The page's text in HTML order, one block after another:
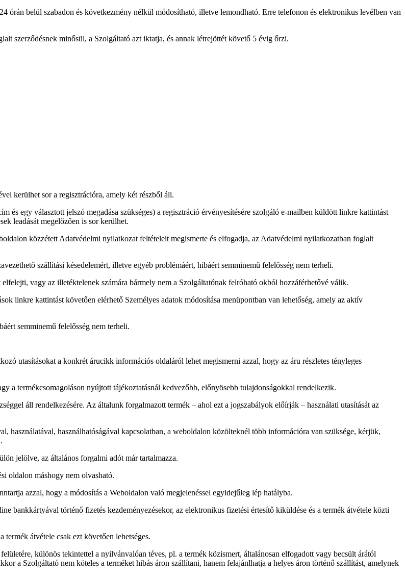
órán belül szabadon és következmény nélkül módosítható, illetve lemondható. Erre telefonon és elektronikus levélben van
szerződésnek minősül, a Szolgáltató azt iktatja, és annak létrejöttét követő 5 évig őrzi.
kerülhet sor a regisztrációra, amely két részből áll.
és egy választott jelszó megadása szükséges) a regisztráció érvényesítésére szolgáló e-mailben küldött linkre kattintást
leadását megelőzően is sor kerülhet.
közzétett Adatvédelmi nyilatkozat feltételeit megismerte és elfogadja, az Adatvédelmi nyilatkozatban foglalt
szállítási késedelemért, illetve egyéb problémáért, hibáért semminemű felelősség nem terheli.
vagy az illetéktelenek számára bármely nem a Szolgáltatónak felróható okból hozzáférhetővé válik.
linkre kattintást követően elérhető Személyes adatok módosítása menüpontban van lehetőség, amely az aktív
semminemű felelősség nem terheli.
utasításokat a konkrét árucikk információs oldaláról lehet megismerni azzal, hogy az áru részletes tényleges
a termékcsomagoláson nyújtott tájékoztatásnál kedvezőbb, előnyösebb tulajdonságokkal rendelkezik.
áll rendelkezésére. Az általunk forgalmazott termék – ahol ezt a jogszabályok előírják – használati utasítását az
használatával, használhatóságával kapcsolatban, a weboldalon közölteknél több információra van szüksége, kérjük,
jelölve, az általános forgalmi adót már tartalmazza.
oldalon máshogy nem olvasható.
azzal, hogy a módosítás a Weboldalon való megjelenéssel egyidejűleg lép hatályba.
bankkártyával történő fizetés kezdeményezésekor, az elektronikus fizetési értesítő kiküldése és a termék átvétele közti
átvétele csak ezt követően lehetséges.
különös tekintettel a nyilvánvalóan téves, pl. a termék közismert, általánosan elfogadott vagy becsült árától
a Szolgáltató nem köteles a terméket hibás áron szállítani, hanem felajánlhatja a helyes áron történő szállítást, amelynek